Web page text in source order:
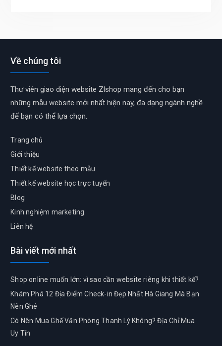
Về chúng tôi
Thư viên giao diện website Zlshop mang đến cho bạn
những mẫu website mới nhất hiện nay, đa dạng ngành nghề
để bạn có thể lựa chọn.
Trang chủ
Giới thiệu
Thiết kế website theo mẫu
Thiết kế website học trực tuyến
Blog
Kinh nghiệm marketing
Liên hệ
Bài viết mới nhất
Shop online muốn lớn: vì sao cần website riêng khi thiết kế?
Khám Phá 12 Địa Điểm Check-in Đẹp Nhất Hà Giang Mà Bạn
Nên Ghé
Có Nên Mua Ghế Văn Phòng Thanh Lý Không? Địa Chỉ Mua
Uy Tín